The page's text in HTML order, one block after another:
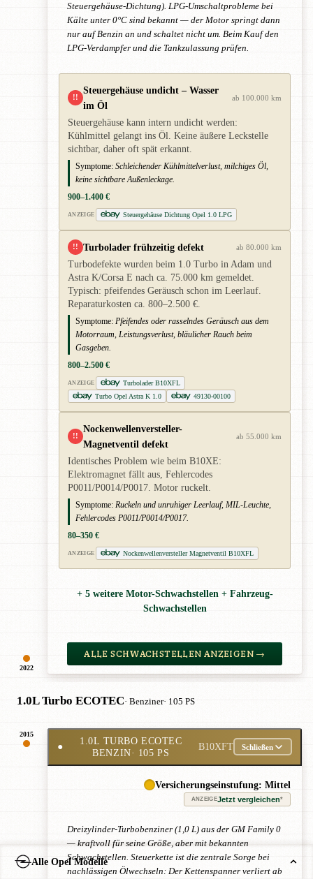
2022
Steuergehäuse-Dichtung). LPG-Umschaltprobleme bei
Kälte unter 0°C sind bekannt — der Motor springt dann
nur auf Benzin an und schaltet nicht um. Beim Kauf den
LPG-Verdampfer und die Tankzulassung prüfen.
!!
Steuergehäuse undicht – Wasser
im Öl
ab 100.000 km
Steuergehäuse kann intern undicht werden:
Kühlmittel gelangt ins Öl. Keine äußere Leckstelle
sichtbar, daher oft spät erkannt.
Symptome: Schleichender Kühlmittelverlust, milchiges Öl,
keine sichtbare Außenleckage.
900–1.400 €
ANZEIGE Steuergehäuse Dichtung Opel 1.0 LPG
!! Turbolader frühzeitig defekt ab 80.000 km
Turbodefekte wurden beim 1.0 Turbo in Adam und
Astra K/Corsa E nach ca. 75.000 km gemeldet.
Typisch: pfeifendes Geräusch schon im Leerlauf.
Reparaturkosten ca. 800–2.500 €.
Symptome: Pfeifendes oder rasselndes Geräusch aus dem
Motorraum, Leistungsverlust, bläulicher Rauch beim
Gasgeben.
800–2.500 €
ANZEIGE
Turbolader B10XFL
Turbo Opel Astra K 1.0
49130-00100
!!
Nockenwellenversteller-
Magnetventil defekt
ab 55.000 km
Identisches Problem wie beim B10XE:
Elektromagnet fällt aus, Fehlercodes
P0011/P0014/P0017. Motor ruckelt.
Symptome: Ruckeln und unruhiger Leerlauf, MIL-Leuchte,
Fehlercodes P0011/P0014/P0017.
80–350 €
ANZEIGE Nockenwellenversteller Magnetventil B10XFL
+ 5 weitere Motor-Schwachstellen + Fahrzeug-
Schwachstellen
ALLE SCHWACHSTELLEN ANZEIGEN →
1.0L Turbo ECOTEC· Benziner· 105 PS
2015
●
1.0L TURBO ECOTEC
BENZIN· 105 PS
B10XFT Schließen
Versicherungseinstufung: Mittel
ANZEIGEJetzt vergleichen*
Dreizylinder-Turbobenziner (1,0 L) aus der GM Family 0
— kraftvoll für seine Größe, aber mit bekannten
Schwachstellen. Steuerkette ist die zentrale Sorge bei
nachlässigen Ölwechseln: Der Kettenspanner verliert ab
Alle Opel Modelle